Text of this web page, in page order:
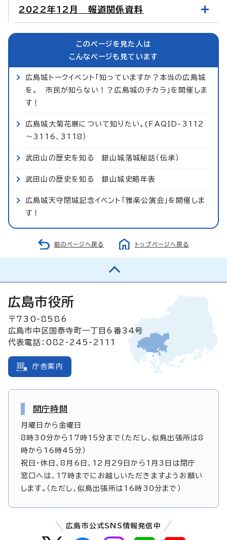
2022年12月 報道関係資料
このページを見た人は
こんなページも見ています
広島城トークイベント「知っていますか？本当の広島城
を。 市民が知らない！？広島城のチカラ」を開催しま
す！
広島城大菊花展について知りたい。(FAQID-3112
～3116、3118）
武田山の歴史を知る 銀山城落城秘話（伝承）
武田山の歴史を知る 銀山城史略年表
広島城天守閉城記念イベント「雅楽公演会」を開催しま
す！
前のページへ戻る トップページへ戻る
広島市役所
〒730-8586
広島市中区国泰寺町一丁目6番34号
代表電話：082-245-2111
庁舎案内
開庁時間
月曜日から金曜日
8時30分から17時15分まで（ただし、似島出張所は8
時から16時45分）
祝日・休日、8月6日、12月29日から1月3日は閉庁
窓口へは、17時までにお越しいただきますようお願い
します。（ただし、似島出張所は16時30分まで）
広島市公式SNS情報発信中